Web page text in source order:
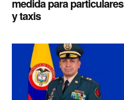
medida para particulares
y taxis